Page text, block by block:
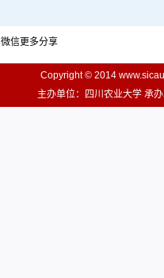
微信更多分享
Copyright © 2014
主办单位：四川农业大学 承